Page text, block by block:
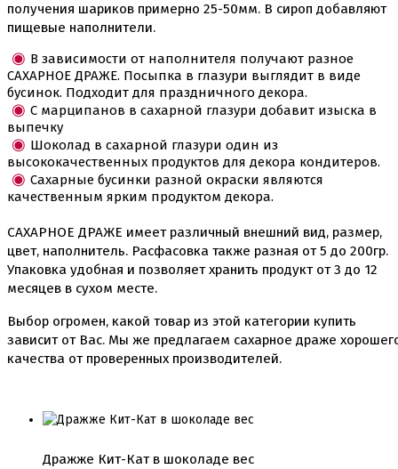
получения шариков примерно 25-50мм. В сироп добавляют
пищевые наполнители.
В зависимости от наполнителя получают разное
САХАРНОЕ ДРАЖЕ. Посыпка в глазури выглядит в виде
бусинок. Подходит для праздничного декора.
С марципанов в сахарной глазури добавит изыска в
выпечку
Шоколад в сахарной глазури один из
высококачественных продуктов для декора кондитеров.
Сахарные бусинки разной окраски являются
качественным ярким продуктом декора.
САХАРНОЕ ДРАЖЕ имеет различный внешний вид, размер,
цвет, наполнитель. Расфасовка также разная от 5 до 200гр.
Упаковка удобная и позволяет хранить продукт от 3 до 12
месяцев в сухом месте.
Выбор огромен, какой товар из этой категории купить
зависит от Вас. Мы же предлагаем сахарное драже
качества от проверенных производителей.
Дражже Кит-Кат в шоколаде вес